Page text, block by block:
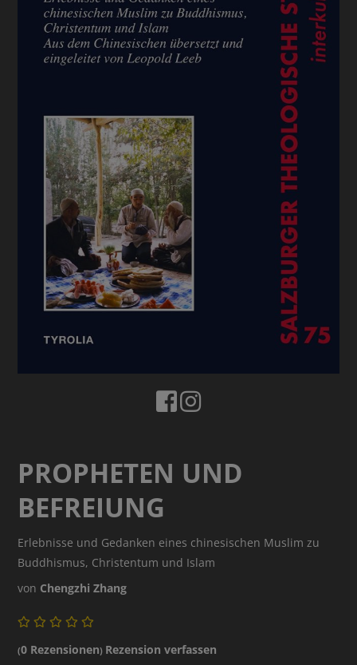
IDEEN & BEGLEITMATERIAL
PROPHETEN UND
BEFREIUNG
Erlebnisse und Gedanken eines chinesischen Muslim zu
Buddhismus, Christentum und Islam
von Chengzhi Zhang
(0 Rezensionen) Rezension verfassen